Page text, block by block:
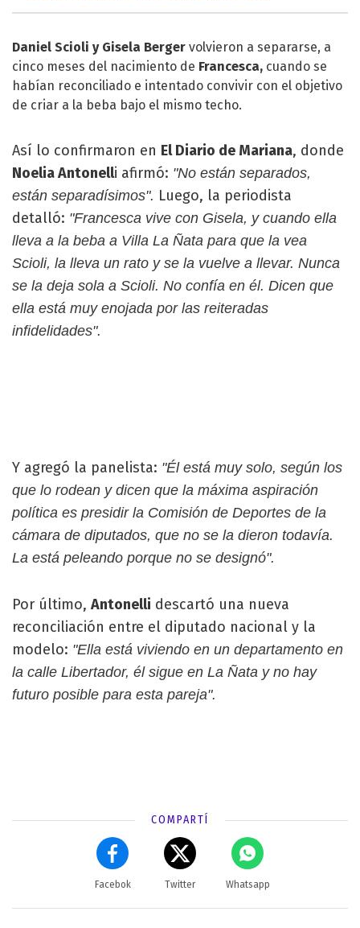
Daniel Scioli y Gisela Berger volvieron a separarse, a
cinco meses del nacimiento de Francesca, cuando se
habían reconciliado e intentado convivir con el objetivo
de criar a la beba bajo el mismo techo.
Así lo confirmaron en El Diario de Mariana, donde
Noelia Antonelli afirmó: "No están separados,
están separadísimos". Luego, la periodista
detalló: "Francesca vive con Gisela, y cuando ella
lleva a la beba a Villa La Ñata para que la vea
Scioli, la lleva un rato y se la vuelve a llevar. Nunca
se la deja sola a Scioli. No confía en él. Dicen que
ella está muy enojada por las reiteradas
infidelidades".
Y agregó la panelista: "Él está muy solo, según los
que lo rodean y dicen que la máxima aspiración
política es presidir la Comisión de Deportes de la
cámara de diputados, que no se la dieron todavía.
La está peleando porque no se designó".
Por último, Antonelli descartó una nueva
reconciliación entre el diputado nacional y la
modelo: "Ella está viviendo en un departamento en
la calle Libertador, él sigue en La Ñata y no hay
futuro posible para esta pareja".
COMPARTÍ
Facebok Twitter Whatsapp